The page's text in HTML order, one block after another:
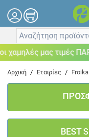
μας τιμές
Αρχική / Εταιρίες / Froika
BEST